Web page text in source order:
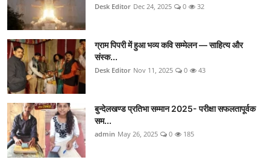
Desk Editor Dec 24, 2025 0 32
ग्राम पिपरी में हुआ भव्य कवि सम्मेलन — साहित्य और
संस्क...
Desk Editor Nov 11, 2025 0 43
बुन्देलखण्ड प्रतिभा सम्मान 2025- परीक्षा सफलतापूर्वक
सम...
admin May 26, 2025 0 185